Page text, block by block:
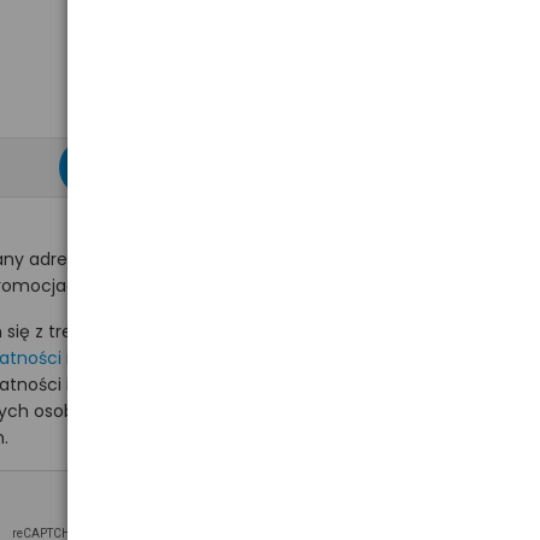
adres e-mail
na hurt.com.pl.
z treścią i akceptuję
i wyrażam zgodę
osobowych na